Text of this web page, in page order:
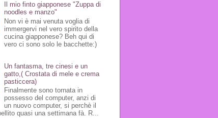
Il mio finto giapponese "Zuppa di
noodles e manzo"
Non vi è mai venuta voglia di
immergervi nel vero spirito della
cucina giapponese? Beh qui di
vero ci sono solo le bacchette:)
Un fantasma, tre cinesi e un
gatto,( Crostata di mele e crema
pasticcera)
Finalmente sono tornata in
possesso del computer, anzi di
un nuovo computer, si perchè il
quasi una settimana fà. R...